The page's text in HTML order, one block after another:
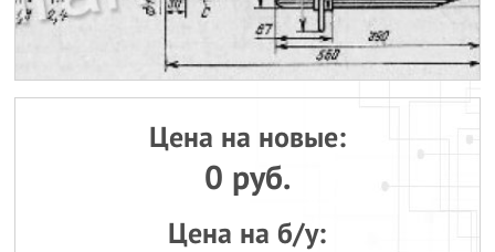
Цена на новые:
0 руб.
Цена на б/у: